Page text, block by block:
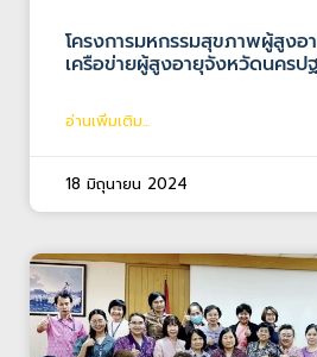
โครงการมหกรรมสุขภาพผู้สูง
เครือข่ายผู้สูงอายุจังหวัดนครป
อ่านเพิ่มเติม...
18 มิถุนายน 2024